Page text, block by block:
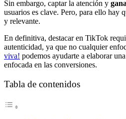
Sin embargo, captar la atención y
usuarios es clave. Pero, para ello hay
y relevante.
En definitiva, destacar en TikTok
autenticidad, ya que no cualquier
viva! podemos ayudarte a elaborar
enfocada en las conversiones.
Tabla de contenidos